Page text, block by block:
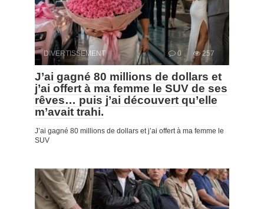
DIVERTISSEMENT 0 257
J’ai gagné 80 millions de dollars et
j’ai offert à ma femme le SUV de ses
rêves… puis j’ai découvert qu’elle
m’avait trahi.
J’ai gagné 80 millions de dollars et j’ai offert à ma femme le
SUV